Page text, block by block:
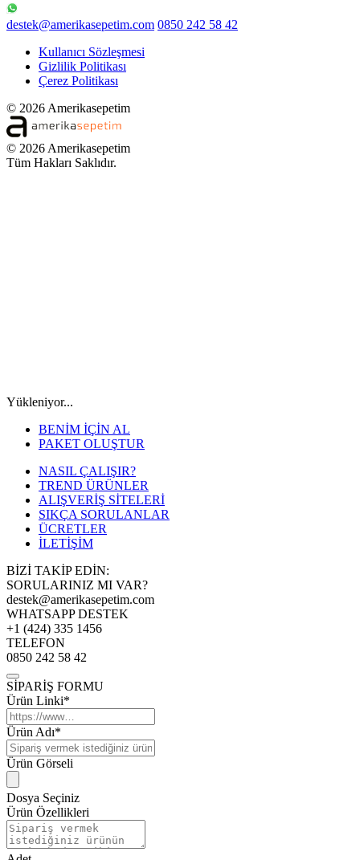
destek@amerikasepetim.com 0850 242 58 42
Kullanıcı Sözleşmesi
Gizlilik Politikası
Çerez Politikası
© 2026 Amerikasepetim
© 2026 Amerikasepetim
Tüm Hakları Saklıdır.
Yükleniyor...
BENİM İÇİN AL
PAKET OLUŞTUR
NASIL ÇALIŞIR?
TREND ÜRÜNLER
ALIŞVERİŞ SİTELERİ
SIKÇA SORULANLAR
ÜCRETLER
İLETİŞİM
BİZİ TAKİP EDİN:
SORULARINIZ MI VAR?
destek@amerikasepetim.com
WHATSAPP DESTEK
+1 (424) 335 1456
TELEFON
0850 242 58 42
SİPARİŞ FORMU
Ürün Linki*
Ürün Adı*
Ürün Görseli
Dosya Seçiniz
Ürün Özellikleri